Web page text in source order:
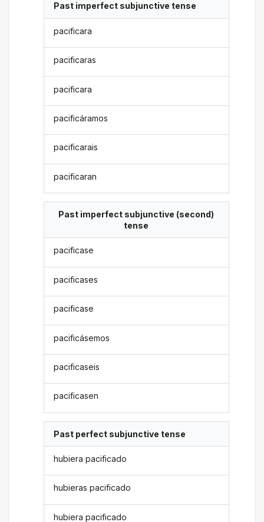
Past imperfect subjunctive tense
pacificara
pacificaras
pacificara
pacificáramos
pacificarais
pacificaran
Past imperfect subjunctive (second)
tense
pacificase
pacificases
pacificase
pacificásemos
pacificaseis
pacificasen
Past perfect subjunctive tense
hubiera pacificado
hubieras pacificado
hubiera pacificado